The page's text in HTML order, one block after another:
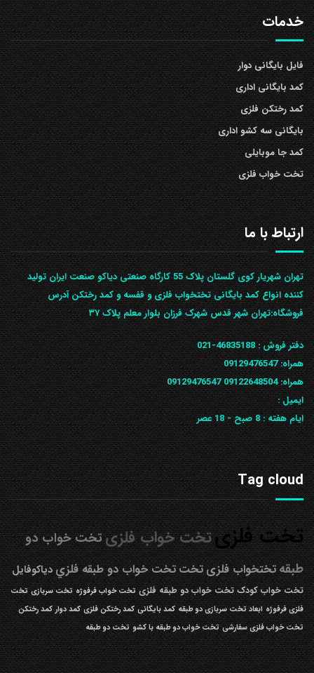
خدمات
فایل بایگانی دوار
کمد بایگانی اداری
کمد رختکن فلزی
بایگانی سه کشو اداری
کمد جا موبایلی
تخت خواب فلزی
ارتباط با ما
تهران شهریار کوی گلستان پلاک 55 کارگاه صنعتی دیاکو صنعت ایران تولید
کننده انواع کمد بایگانی تختخواب فلزی و قفسه و کمد رختکن آدرس
ف‍روشگاه:تهران شهر قدس شهرک فرزان بلوار معلم پلاک ۳۷
دفتر فروش :46835188-021
همراه:09129476547
همراه: 09122648504
09129476547
ایمیل :
ایام هفته :8 صبح - 18 عصر
Tag cloud
تخت فلزیتخت خواب فلزیتخت خواب دو
طبقه تختخواب فلزیتختتخت خواب دو طبقه فلزيدیاکوفایل
تخت خواب کودک تخت خواب دو طبقه فلزی تخت خواب فرفوژه تخت سربازی تخت
فلزی فرفوژه ابعاد تخت سربازی دو طبقه کمد بایگانی کمد رختکن فلزی کمد دوار کمد رختکن
تخت خواب فلزی سفارشی تخت خواب دو طبقه با کشو تخت دو طبقه